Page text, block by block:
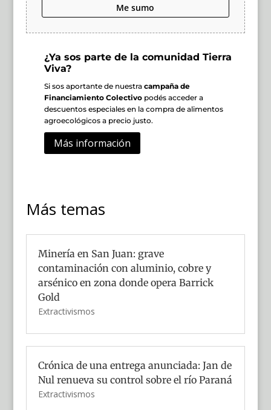
Me sumo
¿Ya sos parte de la comunidad Tierra
Viva?
Si sos aportante de nuestra campaña de
Financiamiento Colectivopodés acceder a
descuentos especiales en la compra de alimentos
agroecológicos a precio justo.
Más información
Más temas
Minería en San Juan: grave
contaminación con aluminio, cobre y
arsénico en zona donde opera Barrick
Gold
Extractivismos
Crónica de una entrega anunciada: Jan de
Nul renueva su control sobre el río Paraná
Extractivismos